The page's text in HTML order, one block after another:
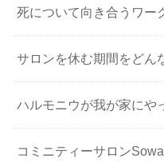
死について向き合うワー
サロンを休む期間をどん
ハルモニウが我が家にや
コミニティーサロン